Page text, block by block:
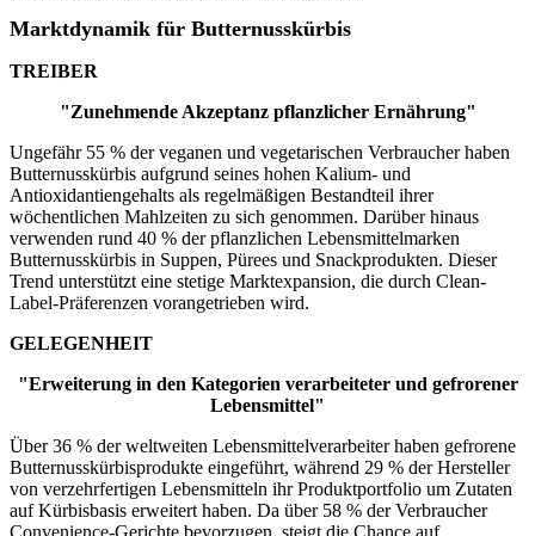
Marktdynamik für Butternusskürbis
TREIBER
"Zunehmende Akzeptanz pflanzlicher Ernährung"
Ungefähr 55 % der veganen und vegetarischen Verbraucher haben
Butternusskürbis aufgrund seines hohen Kalium- und
Antioxidantiengehalts als regelmäßigen Bestandteil ihrer
wöchentlichen Mahlzeiten zu sich genommen. Darüber hinaus
verwenden rund 40 % der pflanzlichen Lebensmittelmarken
Butternusskürbis in Suppen, Pürees und Snackprodukten. Dieser
Trend unterstützt eine stetige Marktexpansion, die durch Clean-
Label-Präferenzen vorangetrieben wird.
GELEGENHEIT
"Erweiterung in den Kategorien verarbeiteter und gefrorener
Lebensmittel"
Über 36 % der weltweiten Lebensmittelverarbeiter haben gefrorene
Butternusskürbisprodukte eingeführt, während 29 % der Hersteller
von verzehrfertigen Lebensmitteln ihr Produktportfolio um Zutaten
auf Kürbisbasis erweitert haben. Da über 58 % der Verbraucher